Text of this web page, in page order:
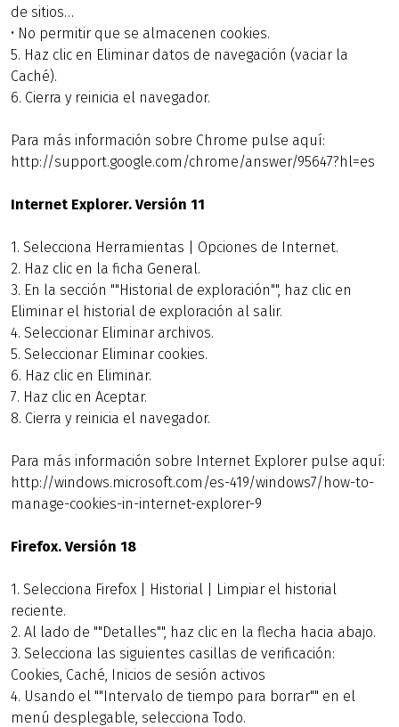
de sitios…
• No permitir que se almacenen cookies.
5. Haz clic en Eliminar datos de navegación (vaciar la
Caché).
6. Cierra y reinicia el navegador.
Para más información sobre Chrome pulse aquí:
http://support.google.com/chrome/answer/95647?hl=es
Internet Explorer. Versión 11
1. Selecciona Herramientas | Opciones de Internet.
2. Haz clic en la ficha General.
3. En la sección ""Historial de exploración"", haz clic en
Eliminar el historial de exploración al salir.
4. Seleccionar Eliminar archivos.
5. Seleccionar Eliminar cookies.
6. Haz clic en Eliminar.
7. Haz clic en Aceptar.
8. Cierra y reinicia el navegador.
Para más información sobre Internet Explorer pulse aquí:
http://windows.microsoft.com/es-419/windows7/how-to-
manage-cookies-in-internet-explorer-9
Firefox. Versión 18
1. Selecciona Firefox | Historial | Limpiar el historial
reciente.
2. Al lado de ""Detalles"", haz clic en la flecha hacia abajo.
3. Selecciona las siguientes casillas de verificación:
Cookies, Caché, Inicios de sesión activos
4. Usando el ""Intervalo de tiempo para borrar"" en el
menú desplegable, selecciona Todo.